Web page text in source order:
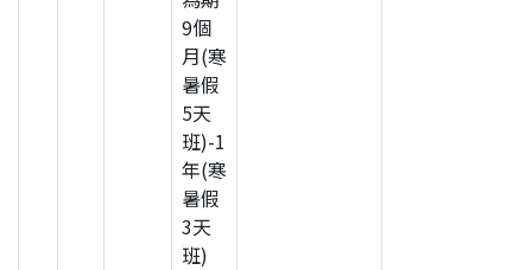
9個
月(寒
暑假
5天
班)-1
年(寒
暑假
3天
班)